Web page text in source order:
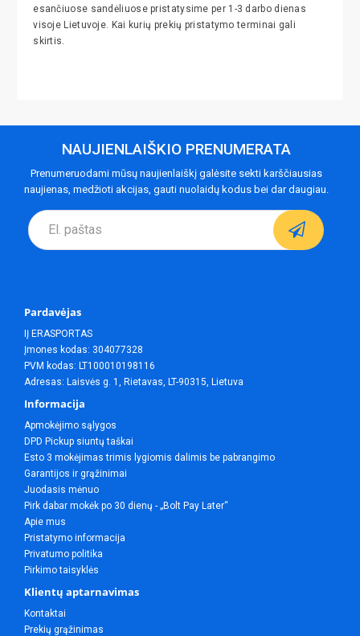
esančiuose sandėliuose pristatysime per 1-3 darbo dienas
visoje Lietuvoje. Kai kurių prekių pristatymo terminai gali
skirtis.
NAUJIENLAIŠKIO PRENUMERATA
Prenumeruodami mūsų naujienlaiškį galėsite sekti karščiausias
naujienas, medžioti akcijas, gauti nuolaidų kodus bei dar daugiau.
Pardavėjas
IĮ ERASPORTAS
Įmones kodas: 304077328
PVM kodas: LT100010198116
Adresas: Laisvės g. 1, Rietavas, LT-90315, Lietuva
Informacija
Apmokėjimo sąlygos
DPD Pickup siuntų taškai
Esto 3 mokėjimas trimis lygiomis dalimis be pabrangimo
Garantijos ir grąžinimai
Juodasis mėnuo
Pirk dabar mokėk po 30 dienų - „Bolt Pay Later“
Apie mus
Pristatymo informacija
Privatumo politika
Pirkimo taisyklės
Klientų aptarnavimas
Kontaktai
Prekių grąžinimas